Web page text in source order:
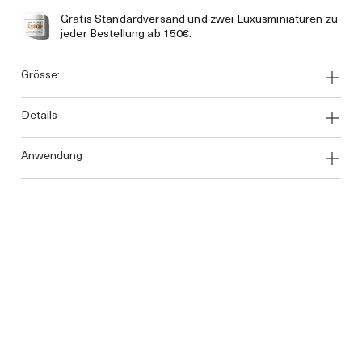
Gratis Standardversand und zwei Luxusminiaturen zu
jeder Bestellung ab 150€.
grösse:
details
anwendung